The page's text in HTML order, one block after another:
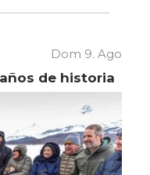
Dom 9. Ago
de historia